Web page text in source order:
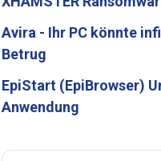
Avira - Ihr PC könnte
Betrug
EpiStart (EpiBrowser)
Anwendung